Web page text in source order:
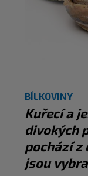
BÍLKOVINY
Kuřecí a
divokých
pochází z
jsou